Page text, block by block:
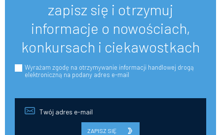
zapisz się i otrzymuj
informacje o nowościach,
konkursach i ciekawostkach
Wyrażam zgodę na otrzymywanie informacji handlowej drogą
elektroniczną na podany adres e-mail
ZAPISZ SIĘ